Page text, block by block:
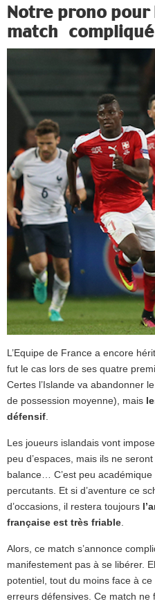
Notre prono
match
L’Equipe de France a encore
fut le cas lors de ses quatre
Certes l’Islande va abandonner
de possession moyenne), mais
défensif
Les joueurs islandais vont
peu d’espaces, mais ils ne
balance… C’est peu
percutants. Et si d’aventure ce
d’occasions, il restera toujours
française est très friable
Alors, ce match s’annonce
manifestement pas à se libérer.
potentiel, tout du moins face à
erreurs défensives. Ce match